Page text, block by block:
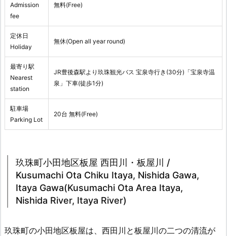
Admission
fee
無料(Free)
定休日
Holiday
無休(Open all year round)
最寄り駅
Nearest
station
JR豊後森駅より玖珠観光バス 宝泉寺行き(30分)「宝泉寺温
泉」下車(徒歩1分)
駐車場
Parking Lot
20台 無料(Free)
玖珠町小田地区板屋 西田川・板屋川 /
Kusumachi Ota Chiku Itaya, Nishida Gawa,
Itaya Gawa(Kusumachi Ota Area Itaya,
Nishida River, Itaya River)
玖珠町の小田地区板屋は、西田川と板屋川の二つの清流が